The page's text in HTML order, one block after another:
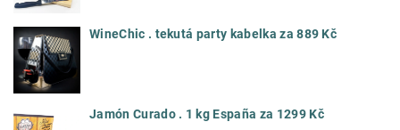
WineChic . tekutá party kabelka za 889 Kč
Jamón Curado . 1 kg España za 1299 Kč